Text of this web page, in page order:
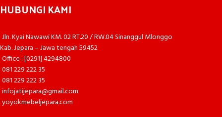
HUBUNGI KAMI
Jln. Kyai Nawawi KM. 02 RT.20 / RW.04 Sinanggul Mlonggo
Kab. Jepara – Jawa tengah 59452
Office : [0291] 4294800
081 229 222 35
081 229 222 35
infojatijepara@gmail.com
yoyokmebeljepara.com